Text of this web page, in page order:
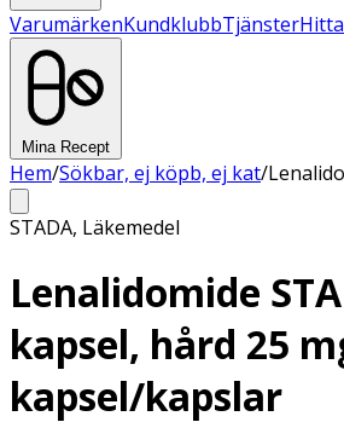
VarumärkenKundklubbTjänster
Mina Recept
Hem/Sökbar, ej köpb, ej kat/
STADA, Läkemedel
Lenalidomide
kapsel, hård 25
kapsel/kapslar